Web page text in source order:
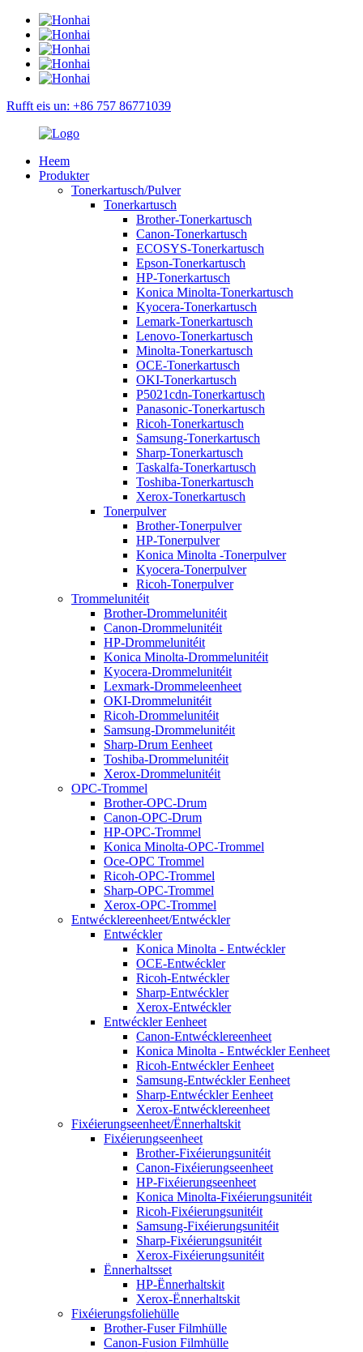
Rufft eis un: +86 757 86771039
Heem
Produkter
Tonerkartusch/Pulver
Tonerkartusch
Brother-Tonerkartusch
Canon-Tonerkartusch
ECOSYS-Tonerkartusch
Epson-Tonerkartusch
HP-Tonerkartusch
Konica Minolta-Tonerkartusch
Kyocera-Tonerkartusch
Lemark-Tonerkartusch
Lenovo-Tonerkartusch
Minolta-Tonerkartusch
OCE-Tonerkartusch
OKI-Tonerkartusch
P5021cdn-Tonerkartusch
Panasonic-Tonerkartusch
Ricoh-Tonerkartusch
Samsung-Tonerkartusch
Sharp-Tonerkartusch
Taskalfa-Tonerkartusch
Toshiba-Tonerkartusch
Xerox-Tonerkartusch
Tonerpulver
Brother-Tonerpulver
HP-Tonerpulver
Konica Minolta -Tonerpulver
Kyocera-Tonerpulver
Ricoh-Tonerpulver
Trommelunitéit
Brother-Drommelunitéit
Canon-Drommelunitéit
HP-Drommelunitéit
Konica Minolta-Drommelunitéit
Kyocera-Drommelunitéit
Lexmark-Drommeleenheet
OKI-Drommelunitéit
Ricoh-Drommelunitéit
Samsung-Drommelunitéit
Sharp-Drum Eenheet
Toshiba-Drommelunitéit
Xerox-Drommelunitéit
OPC-Trommel
Brother-OPC-Drum
Canon-OPC-Drum
HP-OPC-Trommel
Konica Minolta-OPC-Trommel
Oce-OPC Trommel
Ricoh-OPC-Trommel
Sharp-OPC-Trommel
Xerox-OPC-Trommel
Entwécklereenheet/Entwéckler
Entwéckler
Konica Minolta - Entwéckler
OCE-Entwéckler
Ricoh-Entwéckler
Sharp-Entwéckler
Xerox-Entwéckler
Entwéckler Eenheet
Canon-Entwécklereenheet
Konica Minolta - Entwéckler Eenheet
Ricoh-Entwéckler Eenheet
Samsung-Entwéckler Eenheet
Sharp-Entwéckler Eenheet
Xerox-Entwécklereenheet
Fixéierungseenheet/Ënnerhaltskit
Fixéierungseenheet
Brother-Fixéierungsunitéit
Canon-Fixéierungseenheet
HP-Fixéierungseenheet
Konica Minolta-Fixéierungsunitéit
Ricoh-Fixéierungsunitéit
Samsung-Fixéierungsunitéit
Sharp-Fixéierungsunitéit
Xerox-Fixéierungsunitéit
Ënnerhaltsset
HP-Ënnerhaltskit
Xerox-Ënnerhaltskit
Fixéierungsfoliehülle
Brother-Fuser Filmhülle
Canon-Fusion Filmhülle